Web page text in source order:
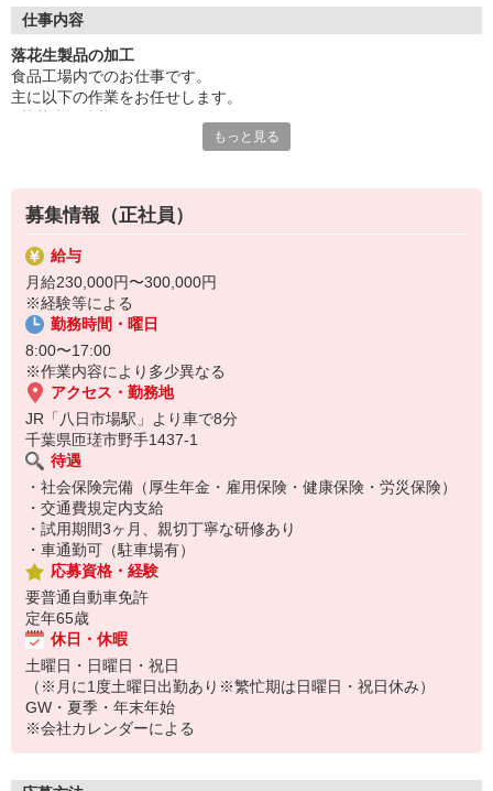
「美味しいものを食べるのが趣味」
「責任感をもって仕事に打ち込みたい」
「新たなことにチャレンジしたい」
という方は喜んでお迎えします！
業務については研修で丁寧に教えるので
安心してスタートできますよ。
正社員として新たなスタートしませんか。
仕事内容
落花生製品の加工
食品工場内でのお仕事です。
主に以下の作業をお任せします。
■甘納豆・ピーナッツバターの加工作業
※時々畑作業もあり
パートタイマーさんたちのスケジュール管理なども将来的に担当。
また、年に6回自社主催で行っている「野積祭」や「Bocchiツキ
市」、
その他イベント出店にも参加していただきます。
工場内の設備、社内のルールなどは先輩が丁寧に教えるのでご安心
を。
最初は分からないことがあっても大丈夫なので少しずつ覚えていき
ましょう。
※男性スタッフ活躍中
もっと見る
募集情報（正社員）
給与
月給230,000円〜300,000円
※経験等による
勤務時間・曜日
8:00〜17:00
※作業内容により多少異なる
アクセス・勤務地
JR「八日市場駅」より車で8分
千葉県匝瑳市野手1437-1
待遇
・社会保険完備（厚生年金・雇用保険・健康保険・労災保険）
・交通費規定内支給
・試用期間3ヶ月、親切丁寧な研修あり
・車通勤可（駐車場有）
応募資格・経験
要普通自動車免許
定年65歳
休日・休暇
土曜日・日曜日・祝日
（※月に1度土曜日出勤あり※繁忙期は日曜日・祝日休み）
GW・夏季・年末年始
※会社カレンダーによる